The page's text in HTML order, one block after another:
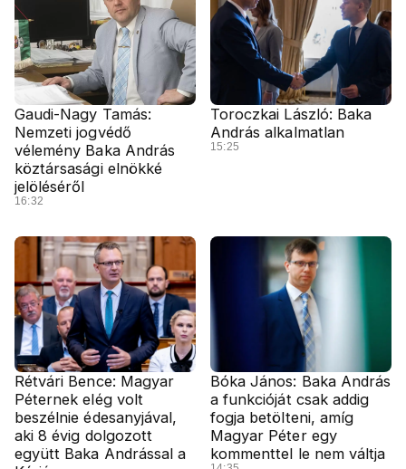
Gaudi-Nagy Tamás:
Nemzeti jogvédő
vélemény Baka András
köztársasági elnökké
jelöléséről
16:32
Toroczkai László: Baka
András alkalmatlan
15:25
Rétvári Bence: Magyar
Péternek elég volt
beszélnie édesanyjával,
aki 8 évig dolgozott
együtt Baka Andrással a
Bóka János: Baka András
a funkcióját csak addig
fogja betölteni, amíg
Magyar Péter egy
kommenttel le nem váltja